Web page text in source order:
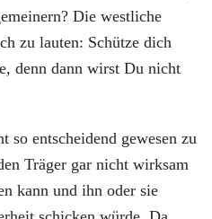
Die westliche
zu lauten: Schütze dich
denn dann wirst Du nicht
so entscheidend gewesen zu
Träger gar nicht wirksam
kann und ihn oder sie